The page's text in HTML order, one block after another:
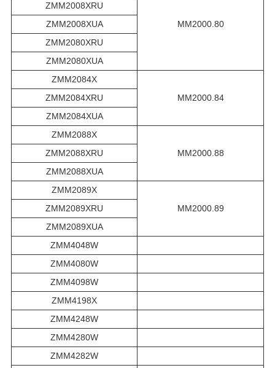
MM2000.80
ZMM2008XRU
ZMM2008XUA
ZMM2080XRU
ZMM2080XUA
ZMM2084X
MM2000.84
ZMM2084XRU
ZMM2084XUA
ZMM2088X
MM2000.88
ZMM2088XRU
ZMM2088XUA
ZMM2089X
MM2000.89
ZMM2089XRU
ZMM2089XUA
ZMM4048W
ZMM4080W
ZMM4098W
ZMM4198X
ZMM4248W
ZMM4280W
ZMM4282W